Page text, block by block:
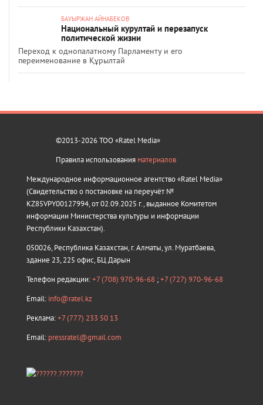
БАУЫРЖАН АЙНАБЕКОВ
Национальный курултай и перезапуск
политической жизни
Переход к однопалатному Парламенту и его
переименование в Құрылтай
©2013-2026 ТОО «Ratel Media»
Правила использования материалов
Международное информационное агентство «Ratel Media»
(Свидетельство о постановке на переучёт №
KZ85VPY00127994, от 02.09.2025 г., выданное Комитетом
информации Министерства культуры и информации
Республики Казахстан).
050026, Республика Казахстан, г. Алматы, ул. Муратбаева,
здание 23, 225 офис, БЦ Дарын
Телефон редакции:+7 (708) 970-96-68 ;+7 (727) 970-96-68
Email: info@ratel.kz
Реклама:+7 (777) 233 50 13
Email: pressratel@gmail.com